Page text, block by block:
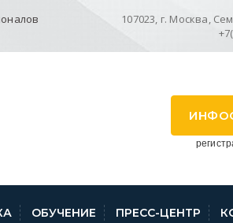
107023, г. Москва,
ОБУЧЕНИЕ ПРЕСС-ЦЕНТР